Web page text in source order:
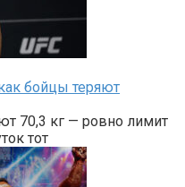
бойцы теряют
70,3 кг — ровно лимит
тот